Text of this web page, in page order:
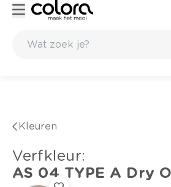
Kleuren
verfkleur:
AS 04 TYPE A Dry